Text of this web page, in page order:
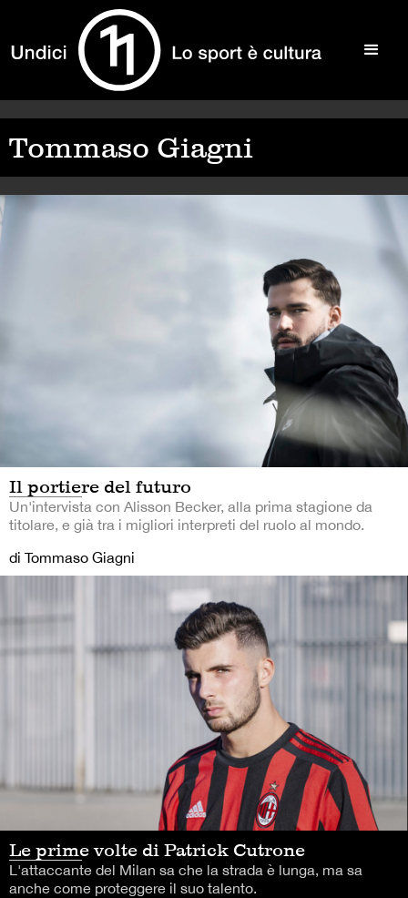
Tommaso Giagni
Il portiere del futuro
Un'intervista con Alisson Becker, alla prima stagione da
titolare, e già tra i migliori interpreti del ruolo al mondo.
di Tommaso Giagni
Le prime volte di Patrick Cutrone
L'attaccante del Milan sa che la strada è lunga, ma sa
anche come proteggere il suo talento.